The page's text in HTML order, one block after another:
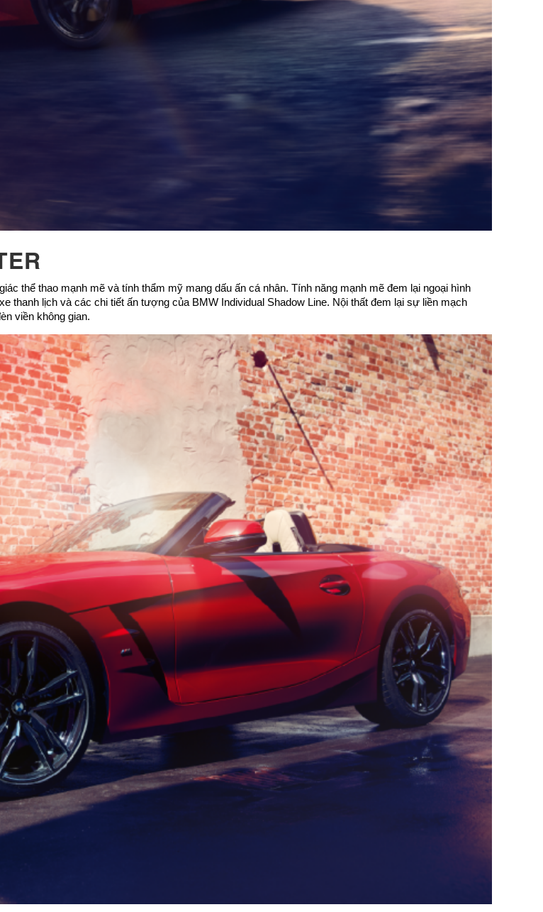
thể thao mạnh mẽ và tính thẩm mỹ mang dấu ấn cá nhân. Tính năng mạnh mẽ đem lại ngoại hình
thanh lịch và các chi tiết ấn tượng của BMW Individual Shadow Line. Nội thất đem lại sự liền mạch
viền không gian.